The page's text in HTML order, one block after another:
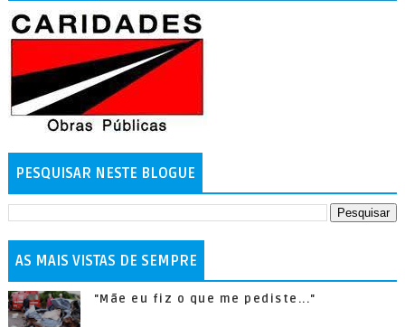
PESQUISAR NESTE BLOGUE
AS MAIS VISTAS DE SEMPRE
"Mãe eu fiz o que me pediste..."